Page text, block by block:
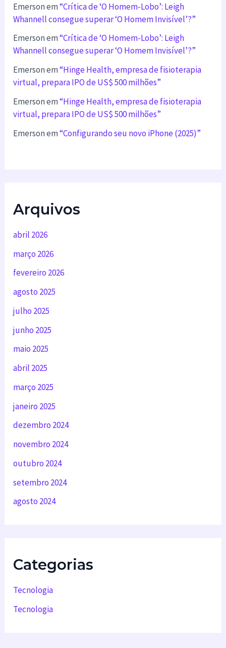
Emersonem“Crítica de ‘O Homem-Lobo’: Leigh
Whannell consegue superar ‘O Homem Invisível’?”
Emersonem“Crítica de ‘O Homem-Lobo’: Leigh
Whannell consegue superar ‘O Homem Invisível’?”
Emersonem“Hinge Health, empresa de fisioterapia
virtual, prepara IPO de US$ 500 milhões”
Emersonem“Hinge Health, empresa de fisioterapia
virtual, prepara IPO de US$ 500 milhões”
Emersonem“Configurando seu novo iPhone (2025)”
Arquivos
abril 2026
março 2026
fevereiro 2026
agosto 2025
julho 2025
junho 2025
maio 2025
abril 2025
março 2025
janeiro 2025
dezembro 2024
novembro 2024
outubro 2024
setembro 2024
agosto 2024
Categorias
Tecnologia
Tecnologia